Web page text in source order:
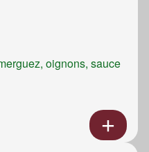
oignons, sauce